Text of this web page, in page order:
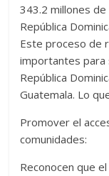
343.2 millones
República
Este proceso de
importantes para
República
Guatemala. Lo
Promover el
comunidades:
Reconocen que